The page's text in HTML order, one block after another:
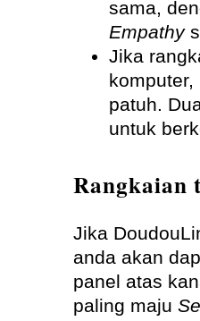
sama,
Empathy
Jika
patuh.
untuk
Rangkaian
Jika
anda akan
panel atas
paling maju